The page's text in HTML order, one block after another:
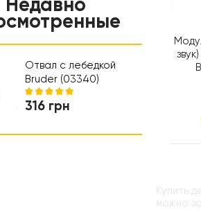
красоты
игрушки
и проэкторы
и автокресла
Отвал с лебедкой
Bruder (03340)
316 грн
Купить
можно